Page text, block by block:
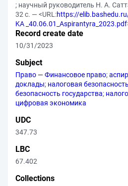
; научный руководитель Н. А.
32 с. — <URL:https://
KA _40.06.01_Aspirantyra_2023.pdf
Record create date
10/31/2023
Subject
Право — Финансовое право;
доклады; налоговая безопасность
безопасность государства;
цифровая экономика
UDC
347.73
LBC
67.402
Collections